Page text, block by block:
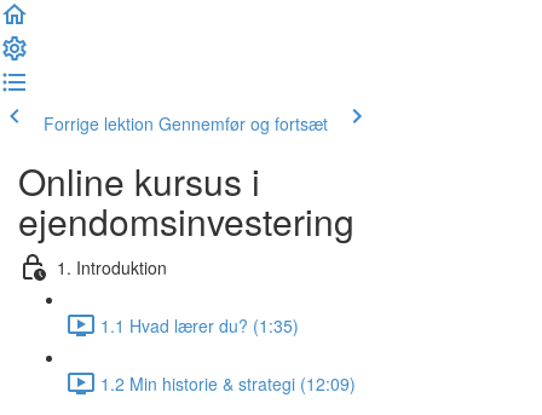
Forrige lektion Gennemfør og fortsæt
Online kursus i
ejendomsinvestering
1. Introduktion
1.1 Hvad lærer du? (1:35)
1.2 Min historie & strategi (12:09)